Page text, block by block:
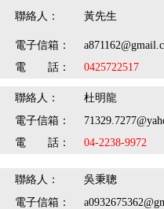
聯絡人： 黃先生
電子信箱：
電 話： 0425722517
聯絡人：
杜明龍
電子信箱：
電 話： 04-2238-9972
聯絡人：
吳秉聰
電子信箱：